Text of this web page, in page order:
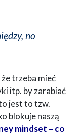
no
trzeba mieć
itp. by zarabiać
jest to tzw.
blokuje naszą
mindset – co